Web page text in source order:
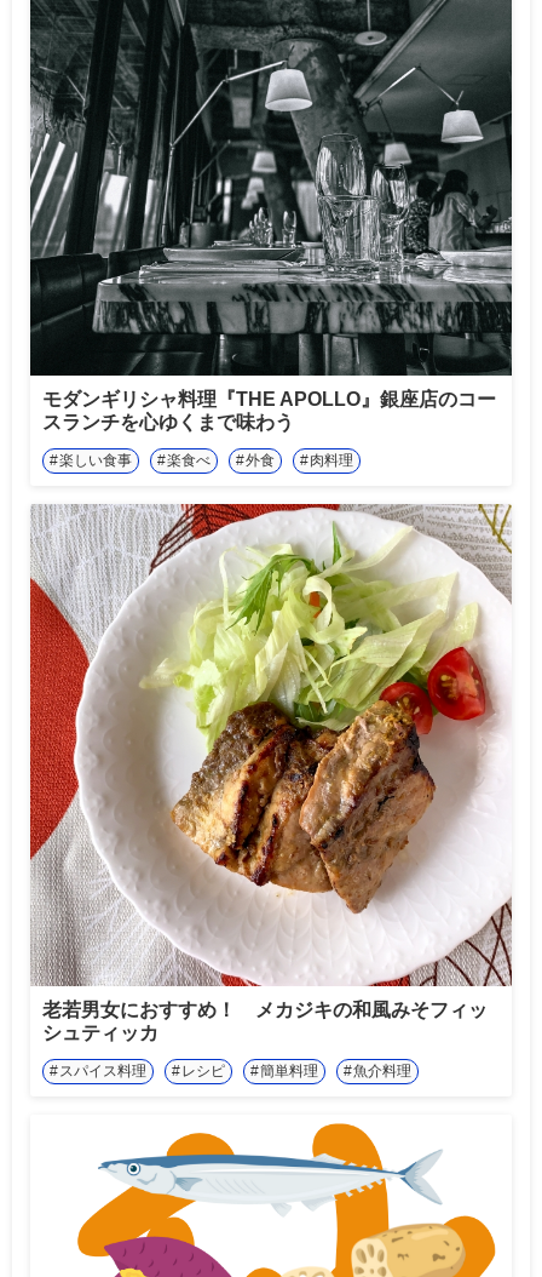
モダンギリシャ料理『THE APOLLO』銀座店のコー
スランチを心ゆくまで味わう
楽しい食事 楽食べ 外食 肉料理
老若男女におすすめ！ メカジキの和風みそフィッ
シュティッカ
スパイス料理 レシピ 簡単料理 魚介料理